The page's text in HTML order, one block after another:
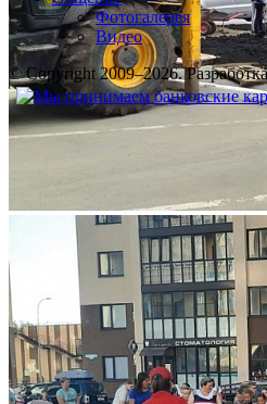
Фотогалерея
Видео
© Copyright 2009–2026.